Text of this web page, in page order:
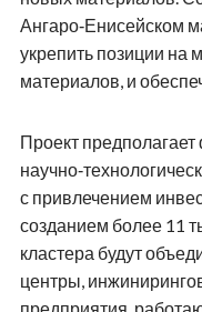
Ангаро‑Енисейском
укрепить позиции на
материалов, и
Проект
с привлечением
созданием более 11
кластера будут
центры,